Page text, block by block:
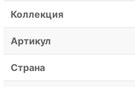
Коллекция
Артикул
Страна